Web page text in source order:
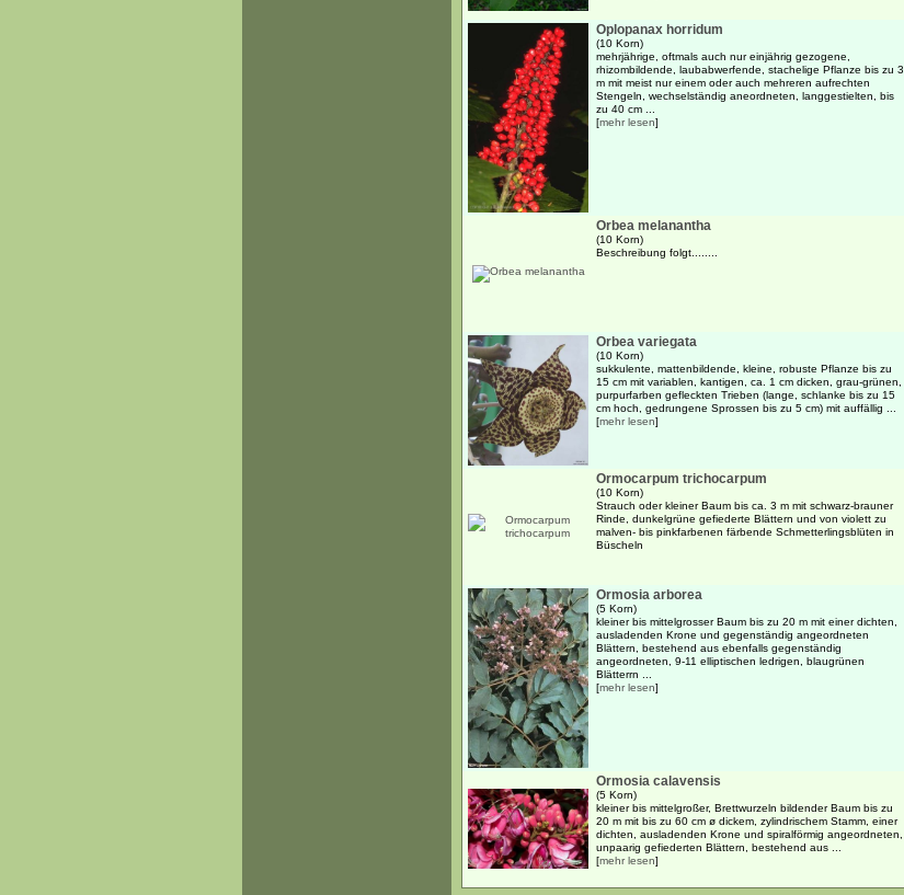
Oplopanax horridum
(10 Korn)
mehrjährige, oftmals auch nur einjährig gezogene,
rhizombildende, laubabwerfende, stachelige Pflanze bis zu 3
m mit meist nur einem oder auch mehreren aufrechten
Stengeln, wechselständig aneordneten, langgestielten, bis
zu 40 cm ...
[mehr lesen]
Orbea melanantha
(10 Korn)
Beschreibung folgt........
Orbea variegata
(10 Korn)
sukkulente, mattenbildende, kleine, robuste Pflanze bis zu
15 cm mit variablen, kantigen, ca. 1 cm dicken, grau-grünen,
purpurfarben gefleckten Trieben (lange, schlanke bis zu 15
cm hoch, gedrungene Sprossen bis zu 5 cm) mit auffällig ...
[mehr lesen]
Ormocarpum trichocarpum
(10 Korn)
Strauch oder kleiner Baum bis ca. 3 m mit schwarz-brauner
Rinde, dunkelgrüne gefiederte Blättern und von violett zu
malven- bis pinkfarbenen färbende Schmetterlingsblüten in
Büscheln
Ormosia arborea
(5 Korn)
kleiner bis mittelgrosser Baum bis zu 20 m mit einer dichten,
ausladenden Krone und gegenständig angeordneten
Blättern, bestehend aus ebenfalls gegenständig
angeordneten, 9-11 elliptischen ledrigen, blaugrünen
Blätterrn ...
[mehr lesen]
Ormosia calavensis
(5 Korn)
kleiner bis mittelgroßer, Brettwurzeln bildender Baum bis zu
20 m mit bis zu 60 cm ø dickem, zylindrischem Stamm, einer
dichten, ausladenden Krone und spiralförmig angeordneten,
unpaarig gefiederten Blättern, bestehend aus ...
[mehr lesen]